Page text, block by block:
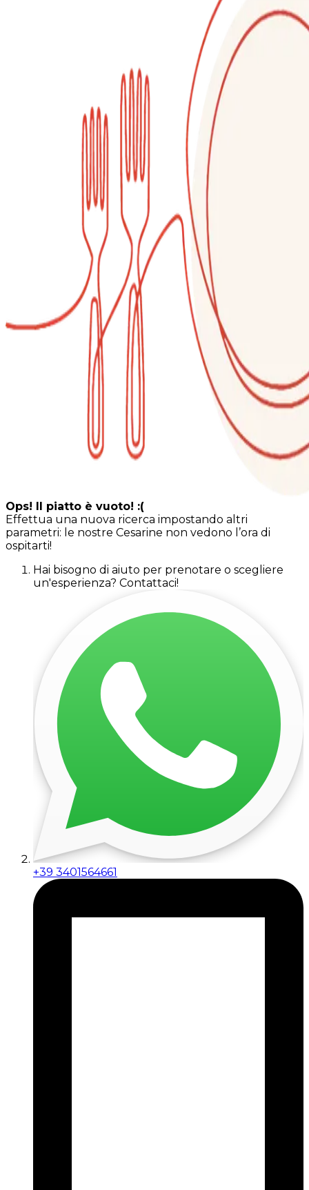
Ops! Il piatto è vuoto! :(
Effettua una nuova ricerca impostando altri
parametri: le nostre Cesarine non vedono l’ora di
ospitarti!
Hai bisogno di aiuto per prenotare o scegliere
un'esperienza? Contattaci!
+39 3401564661